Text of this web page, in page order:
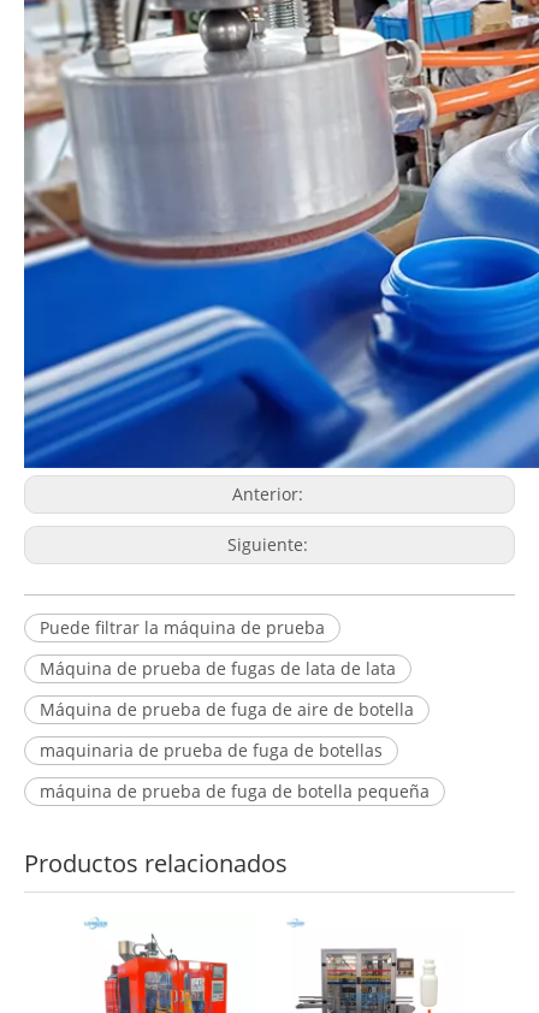
Anterior:
Siguiente:
Puede filtrar la máquina de prueba
Máquina de prueba de fugas de lata de lata
Máquina de prueba de fuga de aire de botella
maquinaria de prueba de fuga de botellas
máquina de prueba de fuga de botella pequeña
Productos relacionados